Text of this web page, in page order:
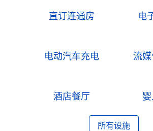
直订连通房 电
电动汽车充电 流
酒店餐厅
所有设施